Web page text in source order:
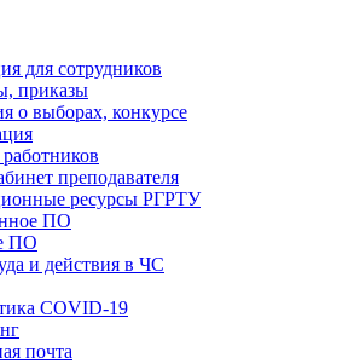
для сотрудников
приказы
о выборах, конкурсе
преподавателя
ресурсы РГРТУ
ПО
ПО
и действия в ЧС
COVID-19
почта